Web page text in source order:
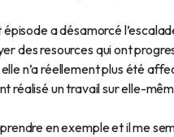
a désamorcé
des resources qui ont
n’a réellement plus été
réalisé un travail sur elle-
en exemple et il me